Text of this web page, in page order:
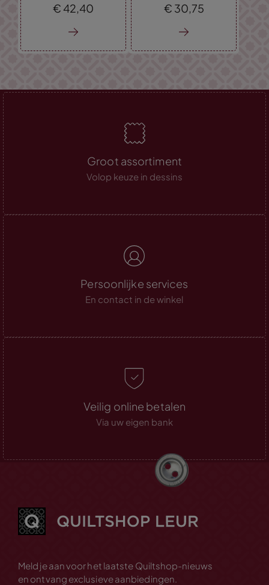
€ 42,40
€ 30,75
Groot assortiment
Volop keuze in dessins
Persoonlijke services
En contact in de winkel
Veilig online betalen
Via uw eigen bank
Meld je aan voor het laatste Quiltshop-nieuws
en ontvang exclusieve aanbiedingen.